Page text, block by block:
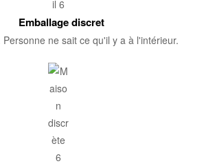
Emballage discret
Personne ne sait ce qu'il y a à l'intérieur.